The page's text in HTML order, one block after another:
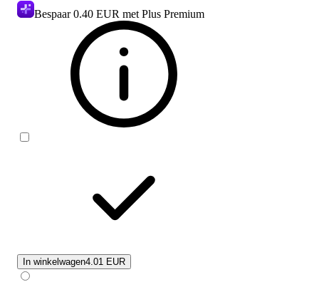
Bespaar0.40 EUR met Plus Premium
In winkelwagen4.01 EUR